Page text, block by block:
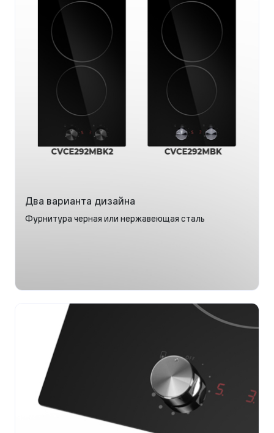
Два варианта дизайна
Фурнитура черная или нержавеющая сталь